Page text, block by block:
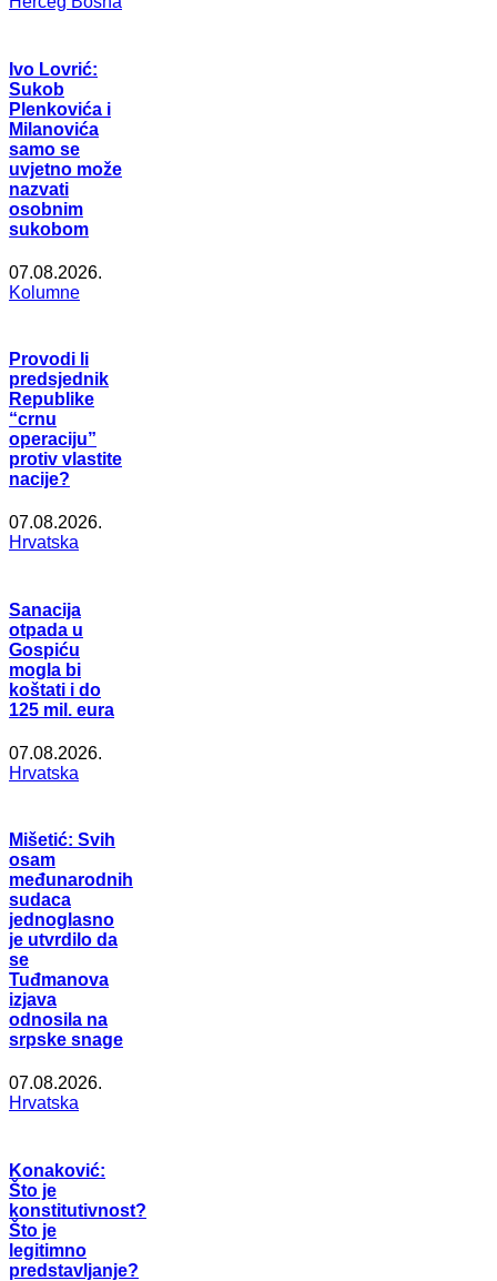
Ivo Lovrić:
Sukob
Plenkovića i
Milanovića
samo se
uvjetno može
nazvati
osobnim
sukobom
07.08.2026.
Kolumne
Provodi li
predsjednik
Republike
“crnu
operaciju”
protiv vlastite
nacije?
07.08.2026.
Hrvatska
Sanacija
otpada u
Gospiću
mogla bi
koštati i do
125 mil. eura
07.08.2026.
Hrvatska
Mišetić: Svih
osam
međunarodnih
sudaca
jednoglasno
je utvrdilo da
se
Tuđmanova
izjava
odnosila na
srpske snage
07.08.2026.
Hrvatska
Konaković:
Što je
konstitutivnost?
Što je
legitimno
predstavljanje?